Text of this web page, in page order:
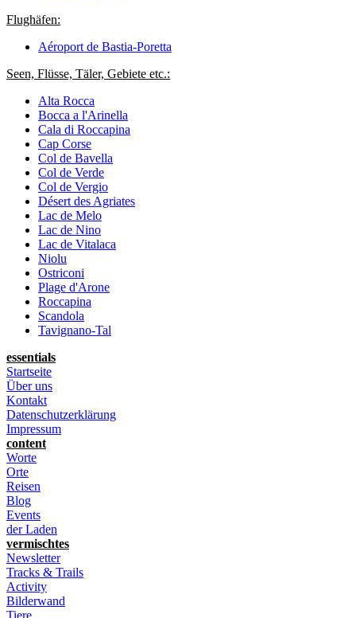
Flughäfen:
Aéroport de Bastia-Poretta
Seen, Flüsse, Täler, Gebiete etc.:
Alta Rocca
Bocca a l'Arinella
Cala di Roccapina
Cap Corse
Col de Bavella
Col de Verde
Col de Vergio
Désert des Agriates
Lac de Melo
Lac de Nino
Lac de Vitalaca
Niolu
Ostriconi
Plage d'Arone
Roccapina
Scandola
Tavignano-Tal
essentials
Startseite
Über uns
Kontakt
Datenschutzerklärung
Impressum
content
Worte
Orte
Reisen
Blog
Events
der Laden
vermischtes
Newsletter
Tracks & Trails
Activity
Bilderwand
Tiere